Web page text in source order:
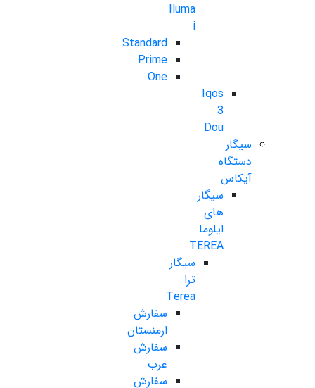
Iluma
i
Standard
Prime
One
Iqos
3
Dou
سیگار
دستگاه
آیکاس
سیگار
های
ایلوما
TEREA
سیگار
ترا
Terea
سفارش
ارمنستان
سفارش
عرب
سفارش